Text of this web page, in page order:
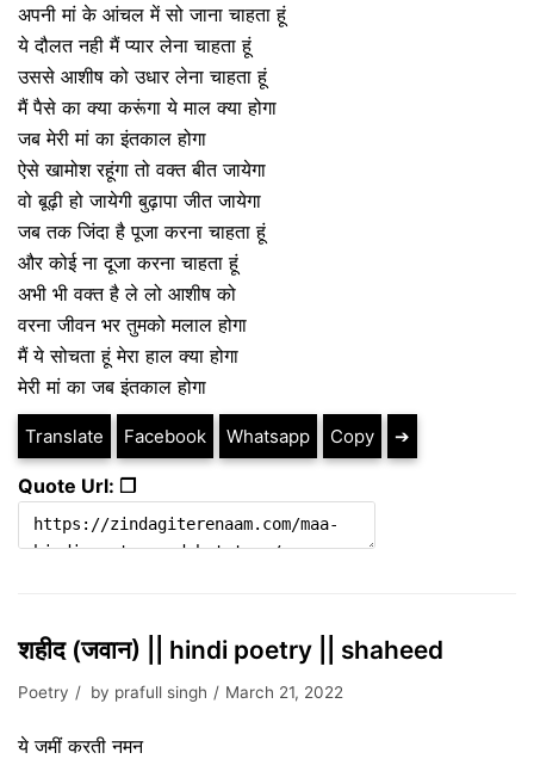
अपनी मां के आंचल में सो जाना चाहता हूं
ये दौलत नही मैं प्यार लेना चाहता हूं
उससे आशीष को उधार लेना चाहता हूं
मैं पैसे का क्या करूंगा ये माल क्या होगा
जब मेरी मां का इंतकाल होगा
ऐसे खामोश रहूंगा तो वक्त बीत जायेगा
वो बूढ़ी हो जायेगी बुढ़ापा जीत जायेगा
जब तक जिंदा है पूजा करना चाहता हूं
और कोई ना दूजा करना चाहता हूं
अभी भी वक्त है ले लो आशीष को
वरना जीवन भर तुमको मलाल होगा
मैं ये सोचता हूं मेरा हाल क्या होगा
मेरी मां का जब इंतकाल होगा
Translate Facebook Whatsapp Copy ➔
Quote Url: ❐
शहीद (जवान) || hindi poetry || shaheed
Poetry by prafull singh March 21, 2022
ये जमीं करती नमन